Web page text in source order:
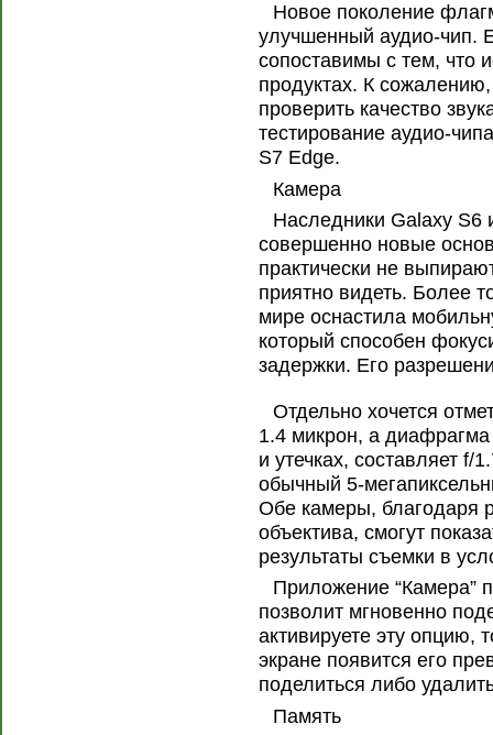
Новое поколение
улучшенный аудио-чип.
сопоставимы с тем, что
продуктах. К
проверить качество
тестирование аудио-
S7 Edge.
Камера
Наследники Galaxy S6
совершенно новые
практически не
приятно видеть. Более
мире оснастила
который способен
задержки. Его
Отдельно хочется
1.4 микрон, а диафрагма
и утечках, составляет
обычный 5-
Обе камеры, благодаря
объектива, смогут
результаты съемки в
Приложение “Камера”
позволит мгновенно
активируете эту опцию,
экране появится его
поделиться либо
Память